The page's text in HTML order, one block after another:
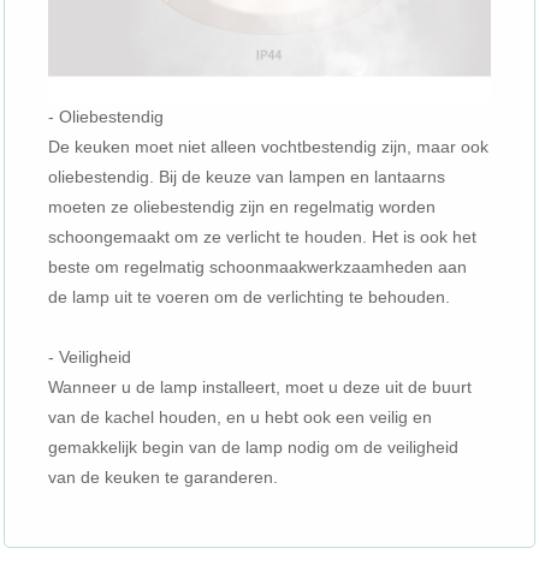
- Oliebestendig
De keuken moet niet alleen vochtbestendig zijn, maar ook
oliebestendig. Bij de keuze van lampen en lantaarns
moeten ze oliebestendig zijn en regelmatig worden
schoongemaakt om ze verlicht te houden. Het is ook het
beste om regelmatig schoonmaakwerkzaamheden aan
de lamp uit te voeren om de verlichting te behouden.
- Veiligheid
Wanneer u de lamp installeert, moet u deze uit de buurt
van de kachel houden, en u hebt ook een veilig en
gemakkelijk begin van de lamp nodig om de veiligheid
van de keuken te garanderen.